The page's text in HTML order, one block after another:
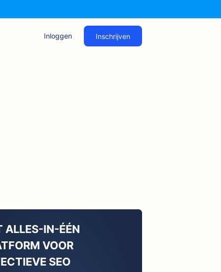
Inloggen Inschrijven
ALLES-IN-ÉÉN
VOOR
SEO